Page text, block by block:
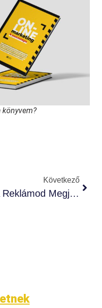
könyvem?
Következő
A Reklámod Megjegyezhető?